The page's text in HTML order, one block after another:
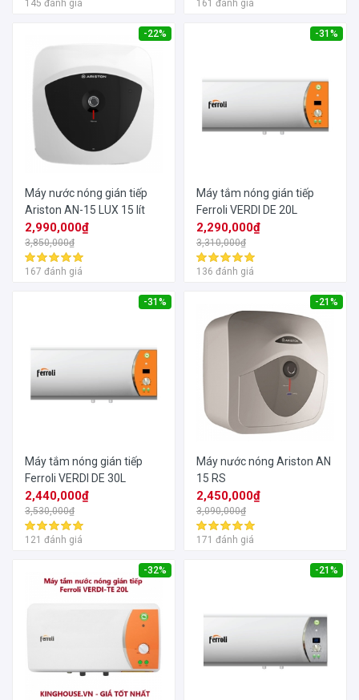
145 đánh giá 161 đánh giá
-22%
Máy nước nóng gián tiếp
Ariston AN-15 LUX 15 lít
2,990,000₫
3,850,000₫
167 đánh giá
-31%
Máy tắm nóng gián tiếp
Ferroli VERDI DE 20L
2,290,000₫
3,310,000₫
136 đánh giá
-31%
Máy tắm nóng gián tiếp
Ferroli VERDI DE 30L
2,440,000₫
3,530,000₫
121 đánh giá
-21%
Máy nước nóng Ariston AN
15 RS
2,450,000₫
3,090,000₫
171 đánh giá
-32% -21%